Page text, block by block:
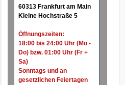
60313 Frankfurt am Main
Kleine Hochstraße 5
Öffnungszeiten:
18:00 bis 24:00 Uhr (Mo -
Do) bzw. 01:00 Uhr (Fr +
Sa)
Sonntags und an
gesetzlichen Feiertagen